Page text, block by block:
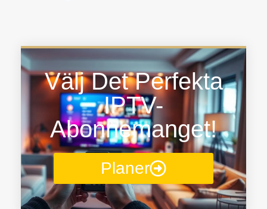
Välj Det Perfekta
IPTV-
Abonnemanget!
Planer